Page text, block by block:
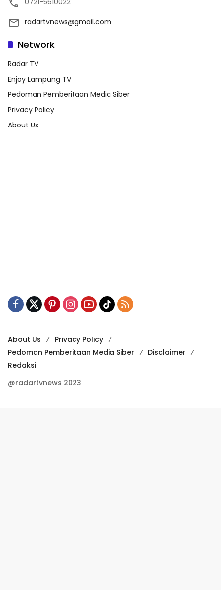
radartvnews@gmail.com
Network
Radar TV
Enjoy Lampung TV
Pedoman Pemberitaan Media Siber
Privacy Policy
About Us
About Us
Privacy Policy
Pedoman Pemberitaan Media Siber
Disclaimer
Redaksi
@radartvnews 2023